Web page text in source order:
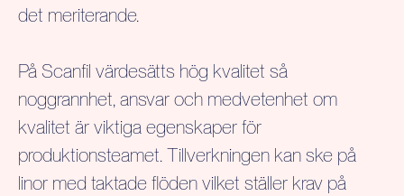
det meriterande.
På Scanfil värdesätts hög kvalitet så
noggrannhet, ansvar och medvetenhet om
kvalitet är viktiga egenskaper för
produktionsteamet. Tillverkningen kan ske på
linor med taktade flöden vilket ställer krav på